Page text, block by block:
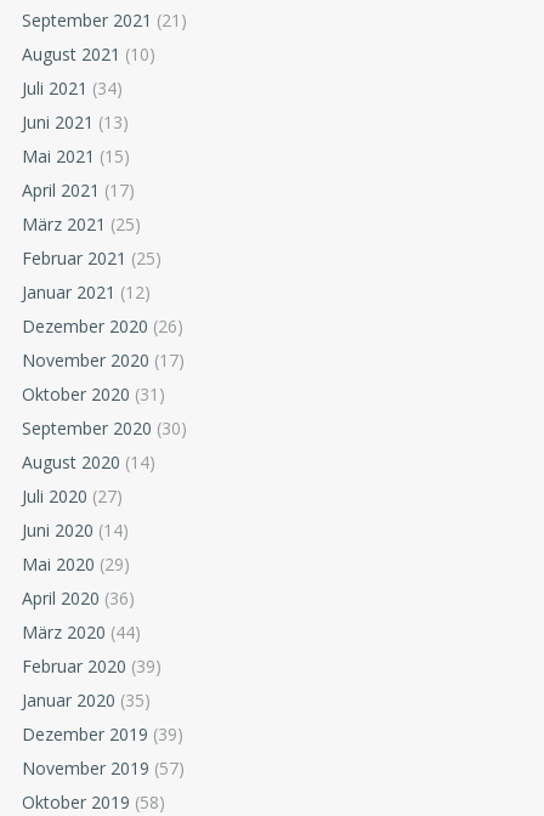
September 2021 (21)
August 2021 (10)
Juli 2021 (34)
Juni 2021 (13)
Mai 2021 (15)
April 2021 (17)
März 2021 (25)
Februar 2021 (25)
Januar 2021 (12)
Dezember 2020 (26)
November 2020 (17)
Oktober 2020 (31)
September 2020 (30)
August 2020 (14)
Juli 2020 (27)
Juni 2020 (14)
Mai 2020 (29)
April 2020 (36)
März 2020 (44)
Februar 2020 (39)
Januar 2020 (35)
Dezember 2019 (39)
November 2019 (57)
Oktober 2019 (58)